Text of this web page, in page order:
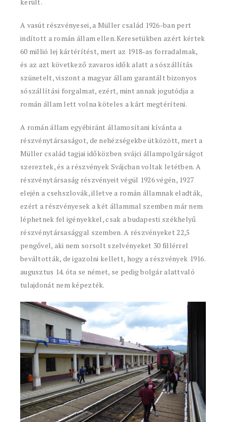
A vasút részvényesei, a Müller család 1926-ban pert
indított a román állam ellen. Keresetükben azért kértek
60 millió lej kártérítést, mert az 1918-as forradalmak,
és az azt következő zavaros idők alatt a sószállítás
szünetelt, viszont a magyar állam garantált bizonyos
sószállítási forgalmat, ezért, mint annak jogutódja a
román állam lett volna köteles a kárt megtéríteni.
A román állam egyébiránt államosítani kívánta a
részvénytársaságot, de nehézségekbe ütközött, mert a
Müller család tagjai időközben svájci állampolgárságot
szereztek, és a részvények Svájcban voltak letétben. A
részvénytársaság részvényeit végül 1926 végén, 1927
elején a csehszlovák, illetve a román államnak eladták,
ezért a részvényesek a két állammal szemben már nem
léphetnek fel igényekkel, csak a budapesti székhelyű
részvénytársasággal szemben. A részvényeket 22,5
pengővel, aki nem sorsolt szelvényeket 30 fillérrel
beváltották, de igazolni kellett, hogy a részvények 1916.
augusztus 14. óta se német, se pedig bolgár alattvaló
tulajdonát nem képezték.